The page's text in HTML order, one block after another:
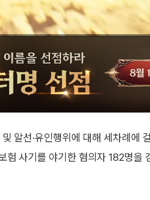
알선·유인행위에 대해 세차례에
사기를 야기한 혐의자 182명을